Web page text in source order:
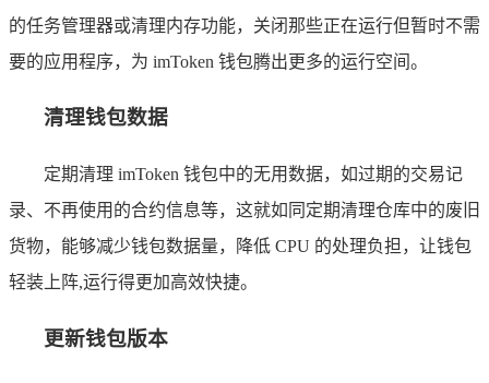
的任务管理器或清理内存功能，关闭那些正在运行但暂时不需
要的应用程序，为 imToken 钱包腾出更多的运行空间。
清理钱包数据
定期清理 imToken 钱包中的无用数据，如过期的交易记
录、不再使用的合约信息等，这就如同定期清理仓库中的废旧
货物，能够减少钱包数据量，降低 CPU 的处理负担，让钱包
轻装上阵,运行得更加高效快捷。
更新钱包版本